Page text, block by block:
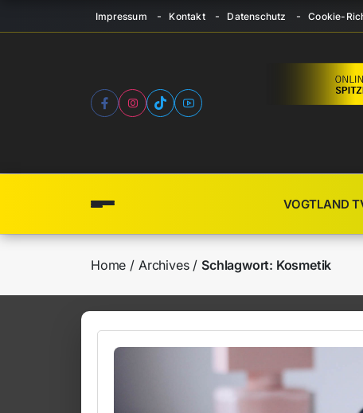
Impressum Kontakt Datenschutz Cookie-
VOGTLAND
Home Archives Schlagwort: Kosmetik